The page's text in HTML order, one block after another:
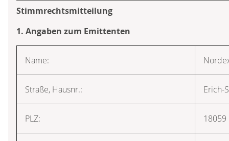
Stimmrechtsmitteilung
1. Angaben zum Emittenten
Name:
Straße, Hausnr.: Erich-
PLZ: 18059